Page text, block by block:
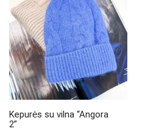
variants.
The
options
may
be
chosen
on
the
product
page
Kepurės su vilna “Angora
2”